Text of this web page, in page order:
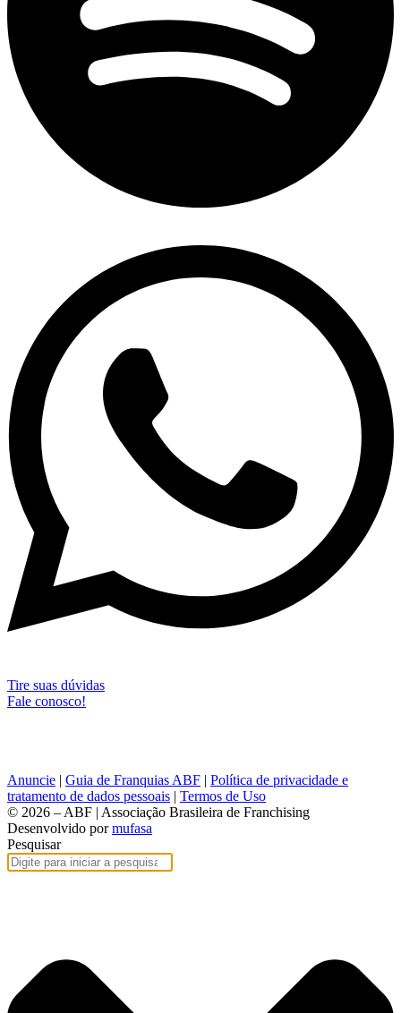
Tire suas dúvidas
Fale conosco!
Anuncie | Guia de Franquias ABF | Política de privacidade e
tratamento de dados pessoais | Termos de Uso
© 2026 – ABF | Associação Brasileira de Franchising
Desenvolvido pormufasa
Pesquisar